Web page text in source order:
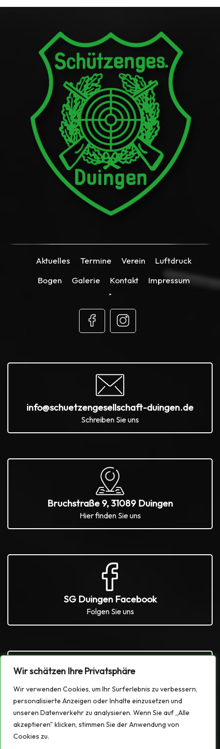
Wir schätzen Ihre Privatsphäre
Wir verwenden Cookies, um Ihr Surferlebnis zu verbessern,
personalisierte Anzeigen oder Inhalte einzusetzen und
unseren Datenverkehr zu analysieren. Wenn Sie auf „Alle
akzeptieren" klicken, stimmen Sie der Anwendung von
Cookies zu.
Aktuelles Termine Verein
Luftdruck
Bogen
Galerie Kontakt Impressum
info@schuetzengesellschaft-duingen.de
Schreiben Sie uns
Bruchstraße 9, 31089 Duingen
Hier finden Sie uns
SG Duingen Facebook
Folgen Sie uns
SG Duingen Instagram